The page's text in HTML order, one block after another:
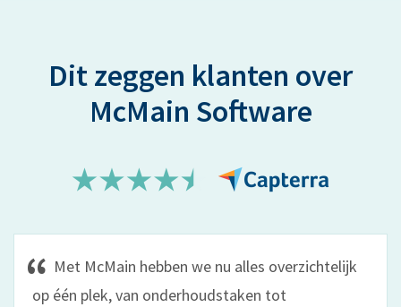
Dit zeggen klanten over
McMain Software
Met McMain hebben we nu alles overzichtelijk
op één plek, van onderhoudstaken tot